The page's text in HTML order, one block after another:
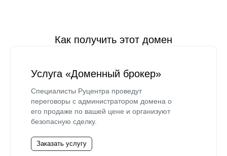
Как получить этот домен
Услуга «Доменный брокер»
Специалисты Руцентра проведут
переговоры с администратором домена о
его продаже по вашей цене и организуют
безопасную сделку.
Заказать услугу